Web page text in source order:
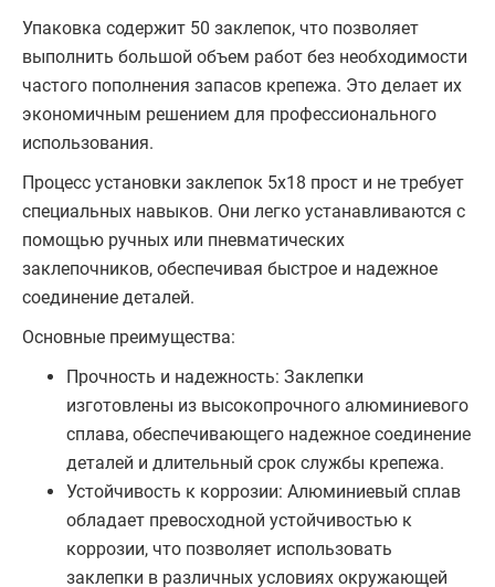
Упаковка содержит 50 заклепок, что позволяет
выполнить большой объем работ без необходимости
частого пополнения запасов крепежа. Это делает их
экономичным решением для профессионального
использования.
Процесс установки заклепок 5х18 прост и не требует
специальных навыков. Они легко устанавливаются с
помощью ручных или пневматических
заклепочников, обеспечивая быстрое и надежное
соединение деталей.
Основные преимущества:
Прочность и надежность: Заклепки
изготовлены из высокопрочного алюминиевого
сплава, обеспечивающего надежное соединение
деталей и длительный срок службы крепежа.
Устойчивость к коррозии: Алюминиевый сплав
обладает превосходной устойчивостью к
коррозии, что позволяет использовать
заклепки в различных условиях окружающей